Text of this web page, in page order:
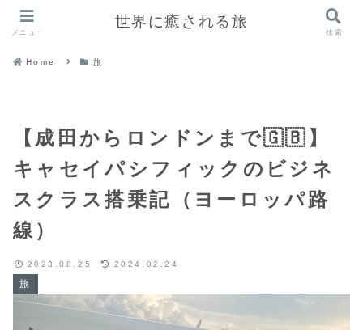
Home 旅
【成田からロンドンまで🇬🇧】
キャセイパシフィックのビジネ
スクラス搭乗記（ヨーロッパ路
線）
旅
2023.08.25 2024.02.24
メニュー
世界に癒される旅
検索